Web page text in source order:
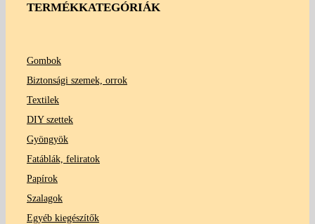
TERMÉKKATEGÓRIÁK
Gombok
Biztonsági szemek, orrok
Textilek
DIY szettek
Gyöngyök
Fatáblák, feliratok
Papírok
Szalagok
Egyéb kiegészítők